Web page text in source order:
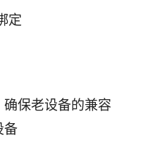
定
保老设备的兼容
备